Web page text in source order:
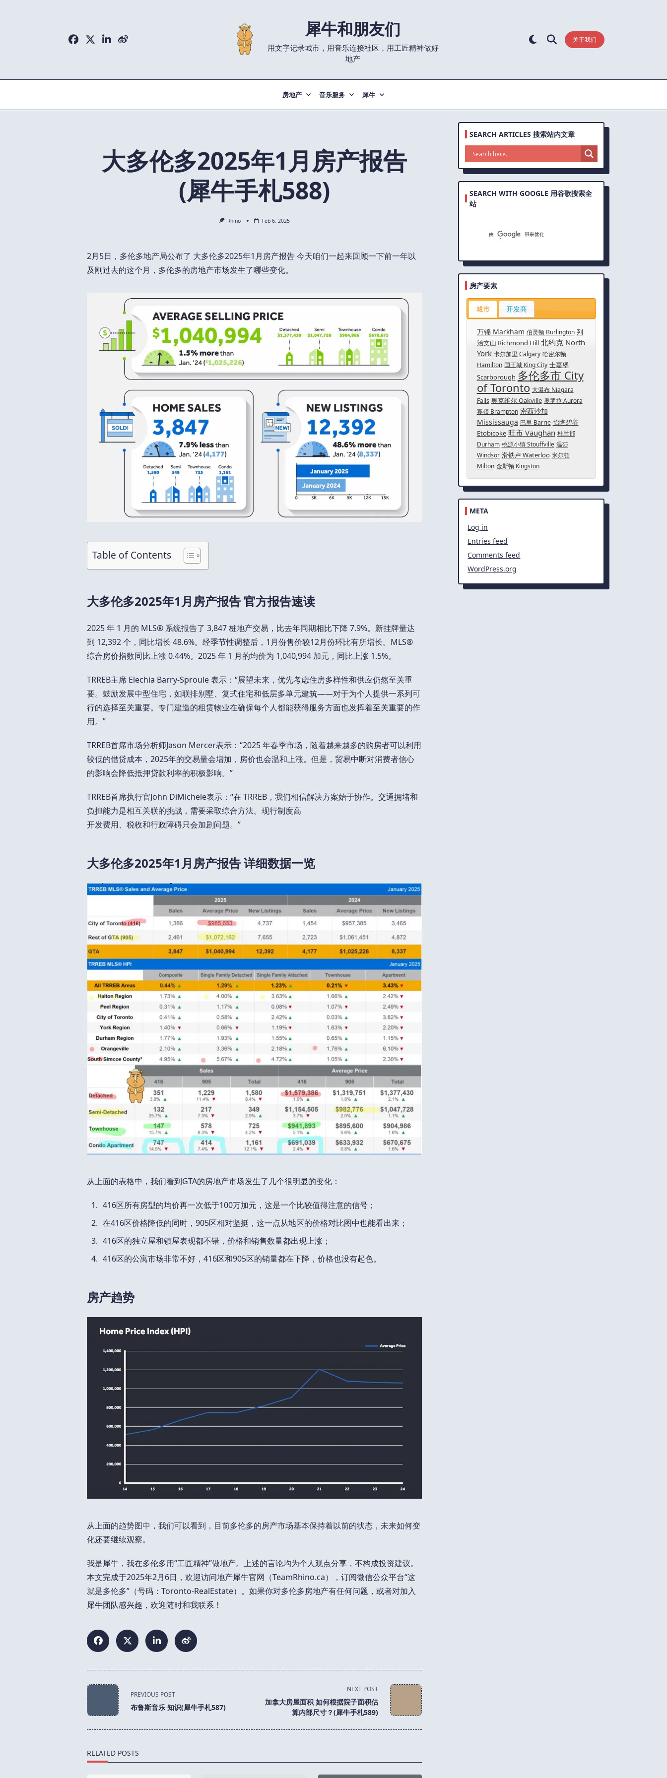
犀牛和朋友们
用文字记录城市，用音乐连接社区，用工匠精神做好
地产
关于我们
房地产 音乐服务 犀牛
大多伦多2025年1月房产报告
(犀牛手札588)
Rhino Feb 6, 2025
2月5日，多伦多地产局公布了 大多伦多2025年1月房产报告 今天咱们一起来回顾一下前一年以
及刚过去的这个月，多伦多的房地产市场发生了哪些变化。
Table of Contents
大多伦多2025年1月房产报告 官方报告速读
2025 年 1 月的 MLS® 系统报告了 3,847 桩地产交易，比去年同期相比下降 7.9%。新挂牌量达
到 12,392 个，同比增长 48.6%。经季节性调整后，1月份售价较12月份环比有所增长。MLS®
综合房价指数同比上涨 0.44%。2025 年 1 月的均价为 1,040,994 加元，同比上涨 1.5%。
TRREB主席 Elechia Barry-Sproule 表示：“展望未来，优先考虑住房多样性和供应仍然至关重
要。鼓励发展中型住宅，如联排别墅、复式住宅和低层多单元建筑——对于为个人提供一系列可
行的选择至关重要。专门建造的租赁物业在确保每个人都能获得服务方面也发挥着至关重要的作
用。”
TRREB首席市场分析师Jason Mercer表示：“2025 年春季市场，随着越来越多的购房者可以利用
较低的借贷成本，2025年的交易量会增加，房价也会温和上涨。但是，贸易中断对消费者信心
的影响会降低抵押贷款利率的积极影响。”
TRREB首席执行官John DiMichele表示：“在 TRREB，我们相信解决方案始于协作。交通拥堵和
负担能力是相互关联的挑战，需要采取综合方法。现行制度高
开发费用、税收和行政障碍只会加剧问题。”
大多伦多2025年1月房产报告 详细数据一览
从上面的表格中，我们看到GTA的房地产市场发生了几个很明显的变化：
416区所有房型的均价再一次低于100万加元，这是一个比较值得注意的信号；
在416区价格降低的同时，905区相对坚挺，这一点从地区的价格对比图中也能看出来；
416区的独立屋和镇屋表现都不错，价格和销售数量都出现上涨；
416区的公寓市场非常不好，416区和905区的销量都在下降，价格也没有起色。
房产趋势
从上面的趋势图中，我们可以看到，目前多伦多的房产市场基本保持着以前的状态，未来如何变
化还要继续观察。
我是犀牛，我在多伦多用“工匠精神”做地产。上述的言论均为个人观点分享，不构成投资建议。
本文完成于2025年2月6日，欢迎访问地产犀牛官网（TeamRhino.ca），订阅微信公众平台“这
就是多伦多”（号码：Toronto-RealEstate）。如果你对多伦多房地产有任何问题，或者对加入
犀牛团队感兴趣，欢迎随时和我联系！
<span
class="nav-
subtitle
PREVIOUS POST
布鲁斯音乐 知识(犀牛手札587)
NEXT POST
加拿大房屋面积 如何根据院子面积估
算内部尺寸？(犀牛手札589)
RELATED POSTS
SEARCH ARTICLES 搜索站内文章
SEARCH WITH GOOGLE 用谷歌搜索全
站
房产要素
城市 开发商
万锦 Markham 伯灵顿 Burlington 列
治文山 Richmond Hill 北约克 North
York 卡尔加里 Calgary 哈密尔顿
Hamilton 国王城 King City 士嘉堡
Scarborough 多伦多市 City
of Toronto 大瀑布 Niagara
Falls 奥克维尔 Oakville 奥罗拉 Aurora
宾顿 Brampton 密西沙加
Mississauga 巴里 Barrie 怡陶碧谷
Etobicoke 旺市 Vaughan 杜兰郡
Durham 桃源小镇 Stouffville 温莎
Windsor 滑铁卢 Waterloo 米尔顿
Milton 金斯顿 Kingston
META
Log in
Entries feed
Comments feed
WordPress.org